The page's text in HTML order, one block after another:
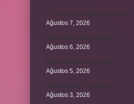
Ağustos 7, 2026
Ağustos 6, 2026
Ağustos 5, 2026
Ağustos 3, 2026